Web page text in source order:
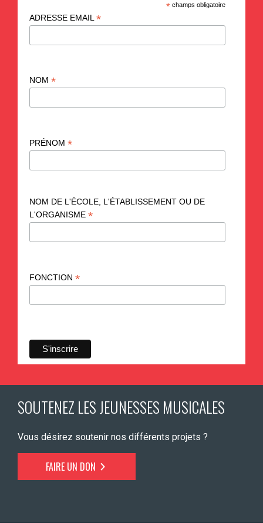
* champs obligatoire
ADRESSE EMAIL *
NOM *
PRÉNOM *
NOM DE L'ÉCOLE, L'ÉTABLISSEMENT OU DE
L'ORGANISME *
FONCTION *
SOUTENEZ LES JEUNESSES MUSICALES
Vous désirez soutenir nos différents projets ?
FAIRE UN DON